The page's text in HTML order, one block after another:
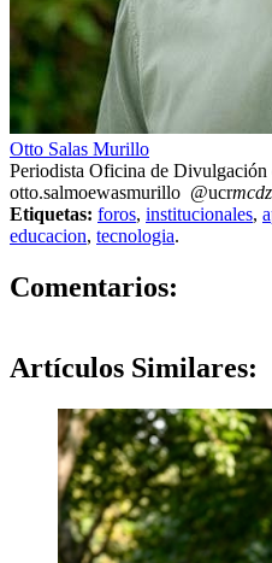
Otto Salas Murillo
Periodista Oficina de
otto.salmoewasmurillo @ucrmcdz
Etiquetas: foros, institucionales,
educacion, tecnologia.
Comentarios:
Artículos Similares: